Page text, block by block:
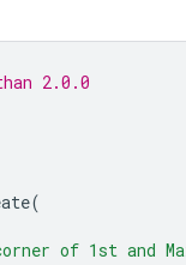
2.0.0
(
of 1st and